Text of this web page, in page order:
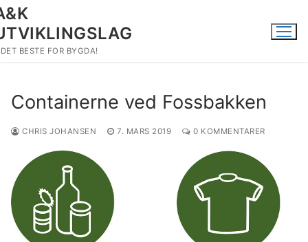
Hopp
til
innholdet
BESTE FOR BYGDA!
Containerne ved Fossbakken
CHRIS JOHANSEN 7. MARS 2019 0 KOMMENTARER